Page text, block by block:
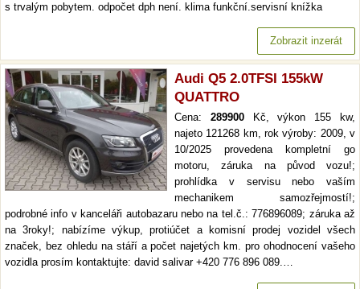
s trvalým pobytem. odpočet dph není. klima funkční.servisní knížka
Zobrazit inzerát
Audi Q5 2.0TFSI 155kW
QUATTRO
Cena: 289900Kč, výkon 155 kw,
najeto 121268 km, rok výroby: 2009, v
10/2025 provedena kompletní go
motoru, záruka na původ vozu!;
prohlídka v servisu nebo vaším
mechanikem samozřejmostí!;
podrobné info v kanceláři autobazaru nebo na tel.č.: 776896089; záruka až
na 3roky!; nabízíme výkup, protiúčet a komisní prodej vozidel všech
značek, bez ohledu na stáří a počet najetých km. pro ohodnocení vašeho
vozidla prosím kontaktujte: david salivar +420 776 896 089.…